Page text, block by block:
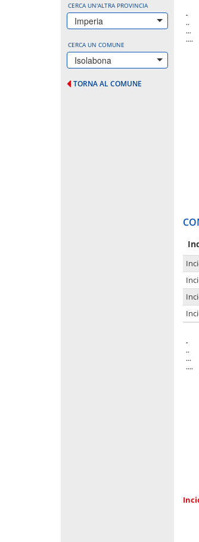
CERCA UN'ALTRA PROVINCIA
Imperia
CERCA UN COMUNE
Isolabona
TORNA AL COMUNE
-
..
...
....
-
..
...
....